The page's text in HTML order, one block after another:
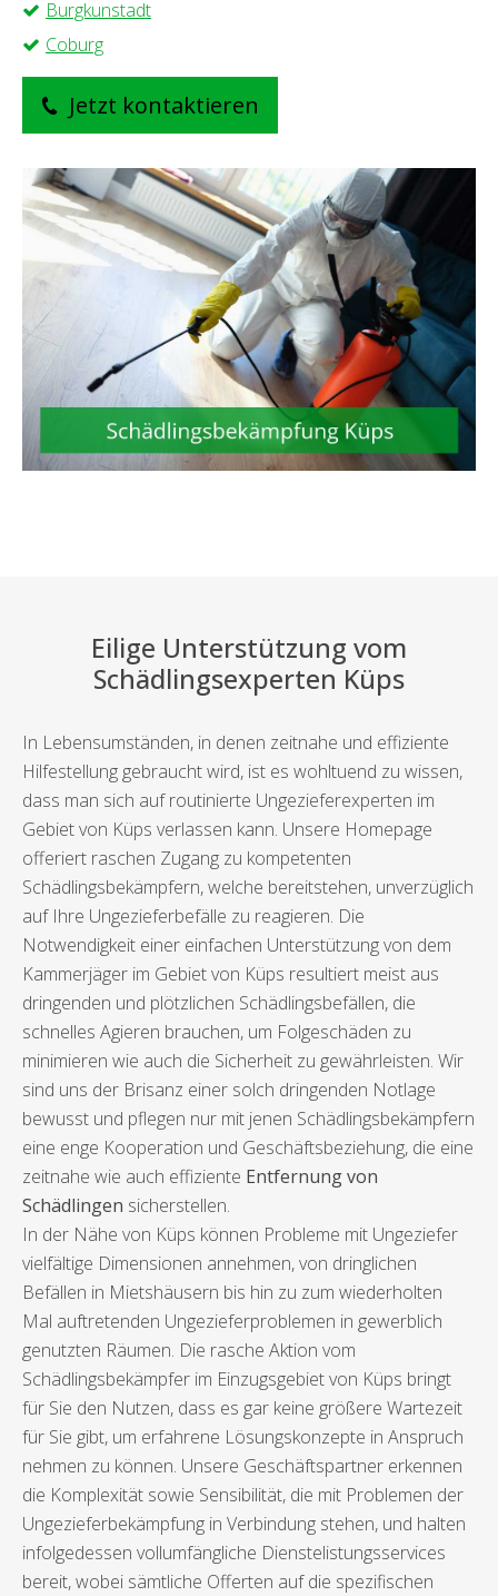
Burgkunstadt
Coburg
Jetzt kontaktieren
Eilige Unterstützung vom
Schädlingsexperten Küps
In Lebensumständen, in denen zeitnahe und effiziente
Hilfestellung gebraucht wird, ist es wohltuend zu wissen,
dass man sich auf routinierte Ungezieferexperten im
Gebiet von Küps verlassen kann. Unsere Homepage
offeriert raschen Zugang zu kompetenten
Schädlingsbekämpfern, welche bereitstehen, unverzüglich
auf Ihre Ungezieferbefälle zu reagieren. Die
Notwendigkeit einer einfachen Unterstützung von dem
Kammerjäger im Gebiet von Küps resultiert meist aus
dringenden und plötzlichen Schädlingsbefällen, die
schnelles Agieren brauchen, um Folgeschäden zu
minimieren wie auch die Sicherheit zu gewährleisten. Wir
sind uns der Brisanz einer solch dringenden Notlage
bewusst und pflegen nur mit jenen Schädlingsbekämpfern
eine enge Kooperation und Geschäftsbeziehung, die eine
zeitnahe wie auch effiziente Entfernung von
Schädlingen sicherstellen.
In der Nähe von Küps können Probleme mit Ungeziefer
vielfältige Dimensionen annehmen, von dringlichen
Befällen in Mietshäusern bis hin zu zum wiederholten
Mal auftretenden Ungezieferproblemen in gewerblich
genutzten Räumen. Die rasche Aktion vom
Schädlingsbekämpfer im Einzugsgebiet von Küps bringt
für Sie den Nutzen, dass es gar keine größere Wartezeit
für Sie gibt, um erfahrene Lösungskonzepte in Anspruch
nehmen zu können. Unsere Geschäftspartner erkennen
die Komplexität sowie Sensibilität, die mit Problemen der
Ungezieferbekämpfung in Verbindung stehen, und halten
infolgedessen vollumfängliche Dienstelistungsservices
bereit, wobei sämtliche Offerten auf die spezifischen